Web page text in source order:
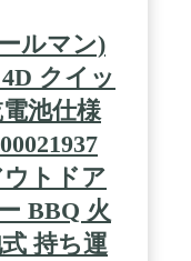
ルマン)
クイッ
池仕様
トドア
BBQ 火
持ち運